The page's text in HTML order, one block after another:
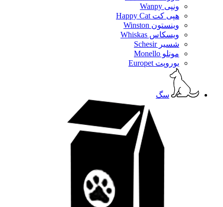
ونپی Wanpy
هپی کت Happy Cat
وینستون Winston
ویسکاس Whiskas
شسیر Schesir
مونلو Monello
یوروپت Europet
سگ